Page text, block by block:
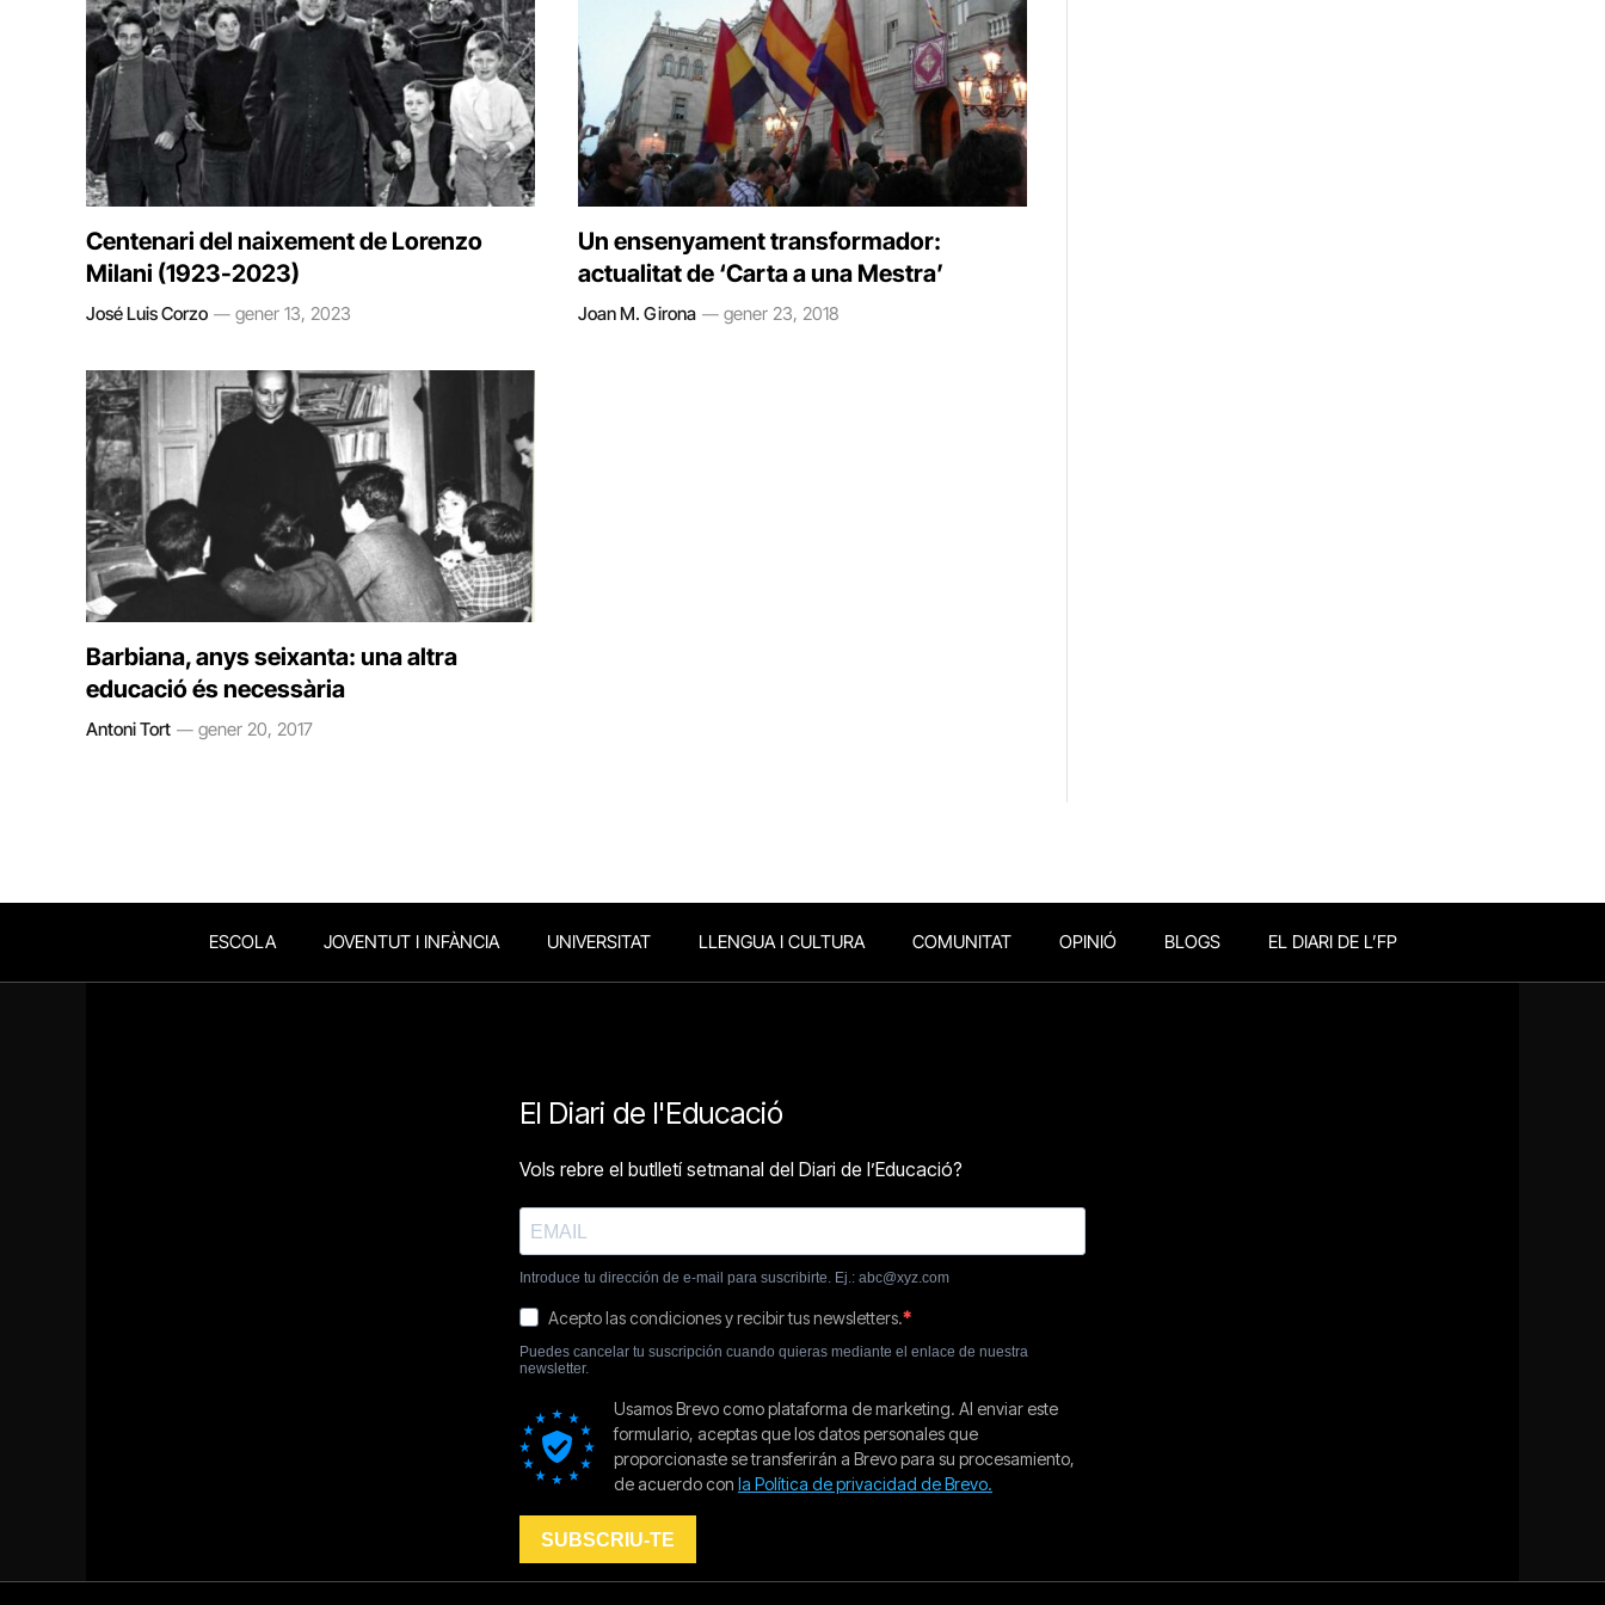
Centenari del naixement de Lorenzo
Milani (1923-2023)
José Luis Corzo gener 13, 2023
Un ensenyament transformador:
actualitat de ‘Carta a una Mestra’
Joan M. Girona gener 23, 2018
Barbiana, anys seixanta: una altra
educació és necessària
Antoni Tort gener 20, 2017
ESCOLA JOVENTUT I INFÀNCIA UNIVERSITAT LLENGUA I CULTURA COMUNITAT OPINIÓ BLOGS EL DIARI DE L’FP